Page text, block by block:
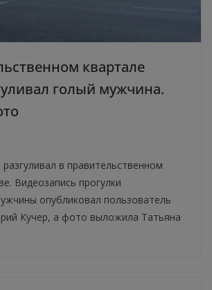
квартале
голый мужчина.
в правительственном
Видеозапись прогулки
опубликовал пользователь
Кучер, а фото выложила Татьяна